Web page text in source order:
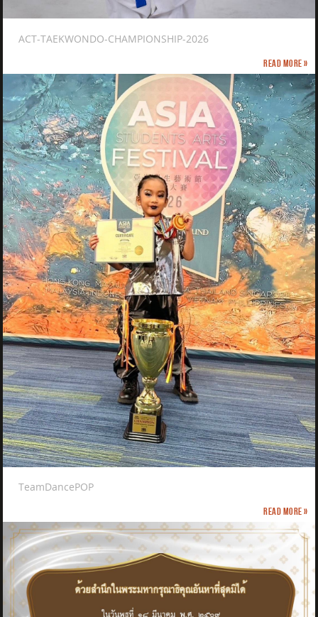
ACT-TAEKWONDO-CHAMPIONSHIP-2026
Read more »
TeamDancePOP
Read more »